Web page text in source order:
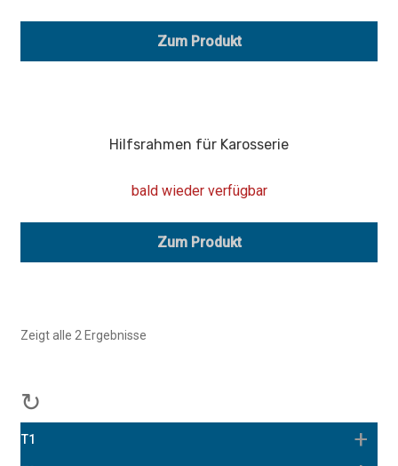
Zum Produkt
Hilfsrahmen für Karosserie
bald wieder verfügbar
Zum Produkt
Zeigt alle 2 Ergebnisse
↻
T1